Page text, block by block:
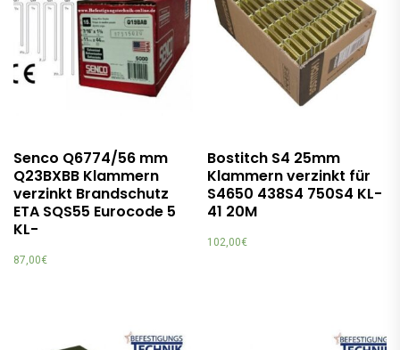
Senco Q6774/56 mm
Q23BXBB Klammern
verzinkt Brandschutz
ETA SQS55 Eurocode 5
KL-
87,00€
Bostitch S4 25mm
Klammern verzinkt für
S4650 438S4 750S4 KL-
41 20M
102,00€